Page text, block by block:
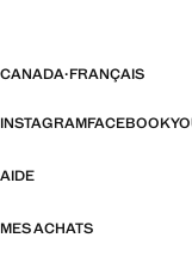
CANADA·FRANÇAIS
INSTAGRAMFACEBOOK
AIDE
MES ACHATS